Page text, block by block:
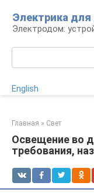
контенту
Электрика
Электродом:
English
Главная » Свет
Освещение во
требования,